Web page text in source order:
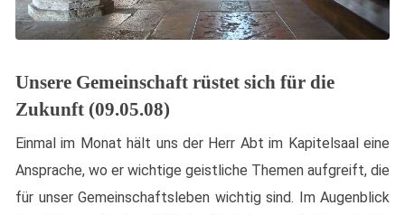
Unsere Gemeinschaft rüstet sich für die
Zukunft (09.05.08)
Einmal im Monat hält uns der Herr Abt im Kapitelsaal eine
Ansprache, wo er wichtige geistliche Themen aufgreift, die
für unser Gemeinschaftsleben wichtig sind. Im Augenblick